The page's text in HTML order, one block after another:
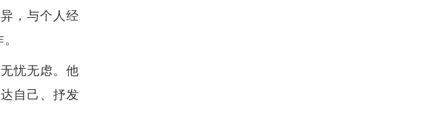
，与个人经
忧无虑。他
自己、抒发